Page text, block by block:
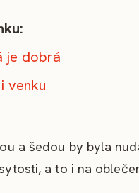
je dobrá
venku
a šedou by byla
a to i na